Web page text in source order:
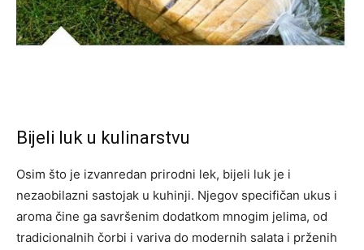
Bijeli luk u kulinarstvu
Osim što je izvanredan prirodni lek, bijeli luk je i
nezaobilazni sastojak u kuhinji. Njegov specifičan ukus i
aroma čine ga savršenim dodatkom mnogim jelima, od
tradicionalnih čorbi i variva do modernih salata i prženih